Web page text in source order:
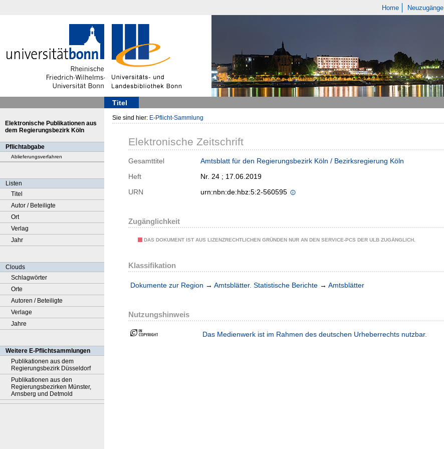
Home Neuzugänge
Titel
Elektronische Publikationen aus
dem Regierungsbezirk Köln
Pflichtabgabe
Ablieferungsverfahren
Listen
Titel
Autor / Beteiligte
Ort
Verlag
Jahr
Clouds
Schlagwörter
Orte
Autoren / Beteiligte
Verlage
Jahre
Weitere E-Pflichtsammlungen
Publikationen aus dem
Regierungsbezirk Düsseldorf
Publikationen aus den
Regierungsbezirken Münster,
Arnsberg und Detmold
Sie sind hier: E-Pflicht-Sammlung
Elektronische Zeitschrift
Gesamttitel
Amtsblatt für den Regierungsbezirk Köln / Bezirksregierung Köln
Heft
Nr. 24 ; 17.06.2019
URN
urn:nbn:de:hbz:5:2-560595
Zugänglichkeit
DAS DOKUMENT IST AUS LIZENZRECHTLICHEN GRÜNDEN NUR AN DEN SERVICE-PCS DER ULB ZUGÄNGLICH.
Klassifikation
Dokumente zur Region → Amtsblätter. Statistische Berichte → Amtsblätter
Nutzungshinweis
Das Medienwerk ist im Rahmen des deutschen Urheberrechts nutzbar.